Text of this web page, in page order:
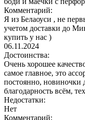
Комментарий:
Я из Белаоуси , не
учетом доставки до
купить у нас )
06.11.2024
Достоинства:
Очень хорошее
самое главное, это
постоянно, новиночки
благодарность всём,
Недостатки:
Нет
Комментарий: